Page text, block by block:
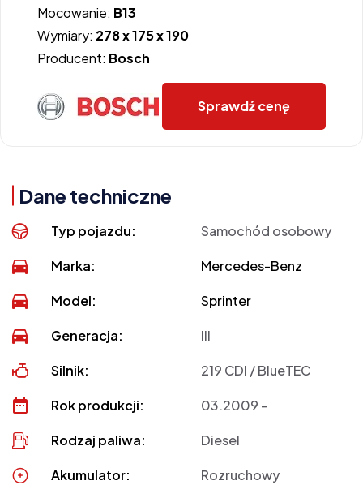
Mocowanie: B13
Wymiary: 278 x 175 x 190
Producent: Bosch
Sprawdź cenę
Dane techniczne
Typ pojazdu: Samochód osobowy
Marka: Mercedes-Benz
Model: Sprinter
Generacja: III
Silnik: 219 CDI / BlueTEC
Rok produkcji: 03.2009 -
Rodzaj paliwa: Diesel
Akumulator: Rozruchowy